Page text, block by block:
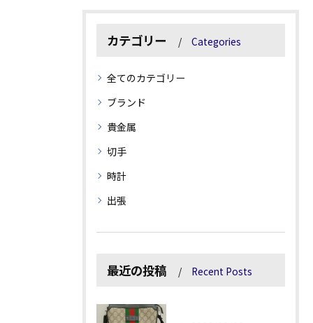
カテゴリー Categories
全てのカテゴリー
ブランド
貴金属
切手
時計
出張
最近の投稿 Recent Posts